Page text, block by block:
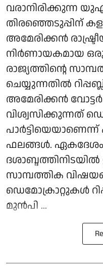
വരാനിരിക്കുന്ന
തിരഞ്ഞെടുപ്പിന്
അമേരിക്കൻ
നിർണായകമായ ഒരു
രാജ്യത്തിന്റെ
ചെയ്യുന്നതിൽ
അമേരിക്കൻ
വിശ്വസിക്കുന്നത്
ഫലങ്ങൾ.
സാമ്പത്തിക
ഡെമോക്രാറ്റുകൾ
മുൻപി ...